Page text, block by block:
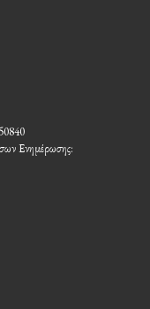
Ενημέρωσης: